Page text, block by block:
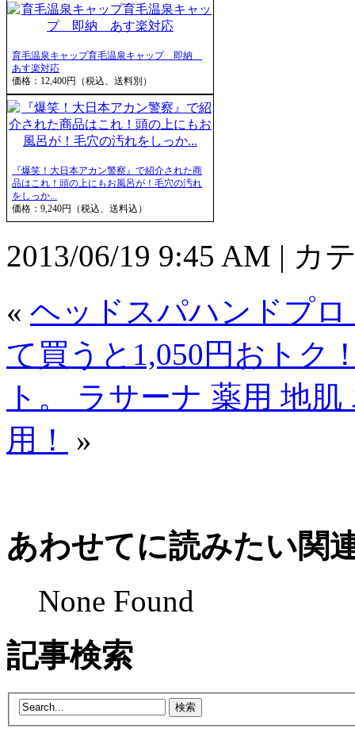
育毛温泉キャップ育毛温泉キャップ 即納
あす楽対応
価格：12,400円（税込、送料別）
『爆笑！大日本アカン警察』で紹介された商
品はこれ！頭の上にもお風呂が！毛穴の汚れ
をしっか...
価格：9,240円（税込、送料込）
2013/06/19 9:45 AM | カ
« ヘッドスパハンドプ
て買うと1,050円おトク
ト。 ラサーナ 薬用 地
用！
»
あわせてに読みたい関
None Found
記事検索